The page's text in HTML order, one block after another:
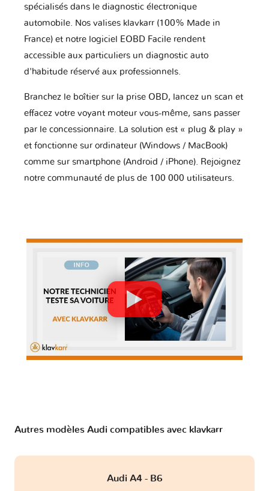
spécialisés dans le diagnostic électronique
automobile. Nos valises klavkarr (100% Made in
France) et notre logiciel EOBD Facile rendent
accessible aux particuliers un diagnostic auto
d'habitude réservé aux professionnels.
Branchez le boîtier sur la prise OBD, lancez un scan et
effacez votre voyant moteur vous-même, sans passer
par le concessionnaire. La solution est « plug & play »
et fonctionne sur ordinateur (Windows / MacBook)
comme sur smartphone (Android / iPhone). Rejoignez
notre communauté de plus de 100 000 utilisateurs.
Autres modèles Audi compatibles avec klavkarr
Audi A4 - B6